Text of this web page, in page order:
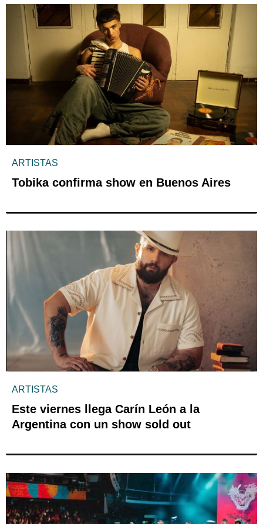
ARTISTAS
Tobika confirma show en Buenos Aires
ARTISTAS
Este viernes llega Carín León a la
Argentina con un show sold out